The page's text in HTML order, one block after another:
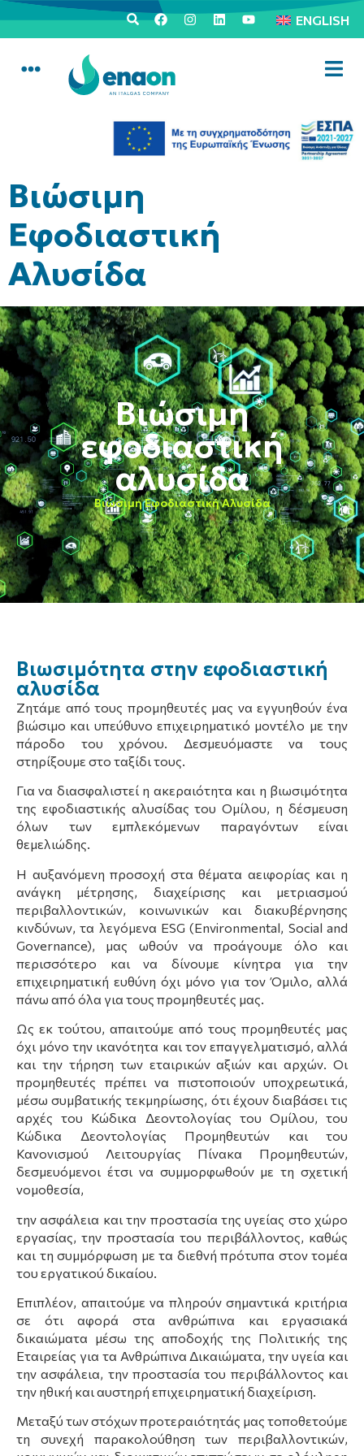
ENGLISH
Βιώσιμη
Εφοδιαστική
Αλυσίδα
Βιώσιμη
εφοδιαστική
αλυσίδα
Βιώσιμη Εφοδιαστική Αλυσίδα
Βιωσιμότητα στην εφοδιαστική
αλυσίδα
Ζητάμε από τους προμηθευτές μας να εγγυηθούν ένα
βιώσιμο και υπεύθυνο επιχειρηματικό μοντέλο με την
πάροδο του χρόνου. Δεσμευόμαστε να τους
στηρίξουμε στο ταξίδι τους.
Για να διασφαλιστεί η ακεραιότητα και η βιωσιμότητα
της εφοδιαστικής αλυσίδας του Ομίλου, η δέσμευση
όλων των εμπλεκόμενων παραγόντων είναι
θεμελιώδης.
Η αυξανόμενη προσοχή στα θέματα αειφορίας και η
ανάγκη μέτρησης, διαχείρισης και μετριασμού
περιβαλλοντικών, κοινωνικών και διακυβέρνησης
κινδύνων, τα λεγόμενα ESG (Environmental, Social and
Governance), μας ωθούν να προάγουμε όλο και
περισσότερο και να δίνουμε κίνητρα για την
επιχειρηματική ευθύνη όχι μόνο για τον Όμιλο, αλλά
πάνω από όλα για τους προμηθευτές μας.
Ως εκ τούτου, απαιτούμε από τους προμηθευτές μας
όχι μόνο την ικανότητα και τον επαγγελματισμό, αλλά
και την τήρηση των εταιρικών αξιών και αρχών. Οι
προμηθευτές πρέπει να πιστοποιούν υποχρεωτικά,
μέσω συμβατικής τεκμηρίωσης, ότι έχουν διαβάσει τις
αρχές του Κώδικα Δεοντολογίας του Ομίλου, του
Κώδικα Δεοντολογίας Προμηθευτών και του
Κανονισμoύ Λειτουργίας Πίνακα Προμηθευτών,
δεσμευόμενοι έτσι να συμμορφωθούν με τη σχετική
νομοθεσία,
την ασφάλεια και την προστασία της υγείας στο χώρο
εργασίας, την προστασία του περιβάλλοντος, καθώς
και τη συμμόρφωση με τα διεθνή πρότυπα στον τομέα
του εργατικού δικαίου.
Επιπλέον, απαιτούμε να πληρούν σημαντικά κριτήρια
σε ότι αφορά στα ανθρώπινα και εργασιακά
δικαιώματα μέσω της αποδοχής της Πολιτικής της
Εταιρείας για τα Ανθρώπινα Δικαιώματα, την υγεία και
την ασφάλεια, την προστασία του περιβάλλοντος και
την ηθική και αυστηρή επιχειρηματική διαχείριση.
Μεταξύ των στόχων προτεραιότητάς μας τοποθετούμε
τη συνεχή παρακολούθηση των περιβαλλοντικών,